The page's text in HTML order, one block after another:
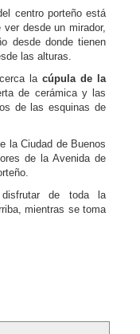
centro porteño está
desde un mirador,
desde donde tienen
las alturas.
la cúpula de la
de cerámica y las
de las esquinas de
la Ciudad de Buenos
de la Avenida de
de toda la
mientras se toma